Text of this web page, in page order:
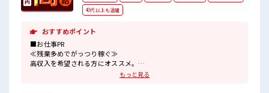
40代以上も活躍
おすすめポイント
■お仕事PR
≪残業多めでがっつり稼ぐ≫
高収入を希望される方にオススメ。
残業は月20時間以上あります♪もっと見る